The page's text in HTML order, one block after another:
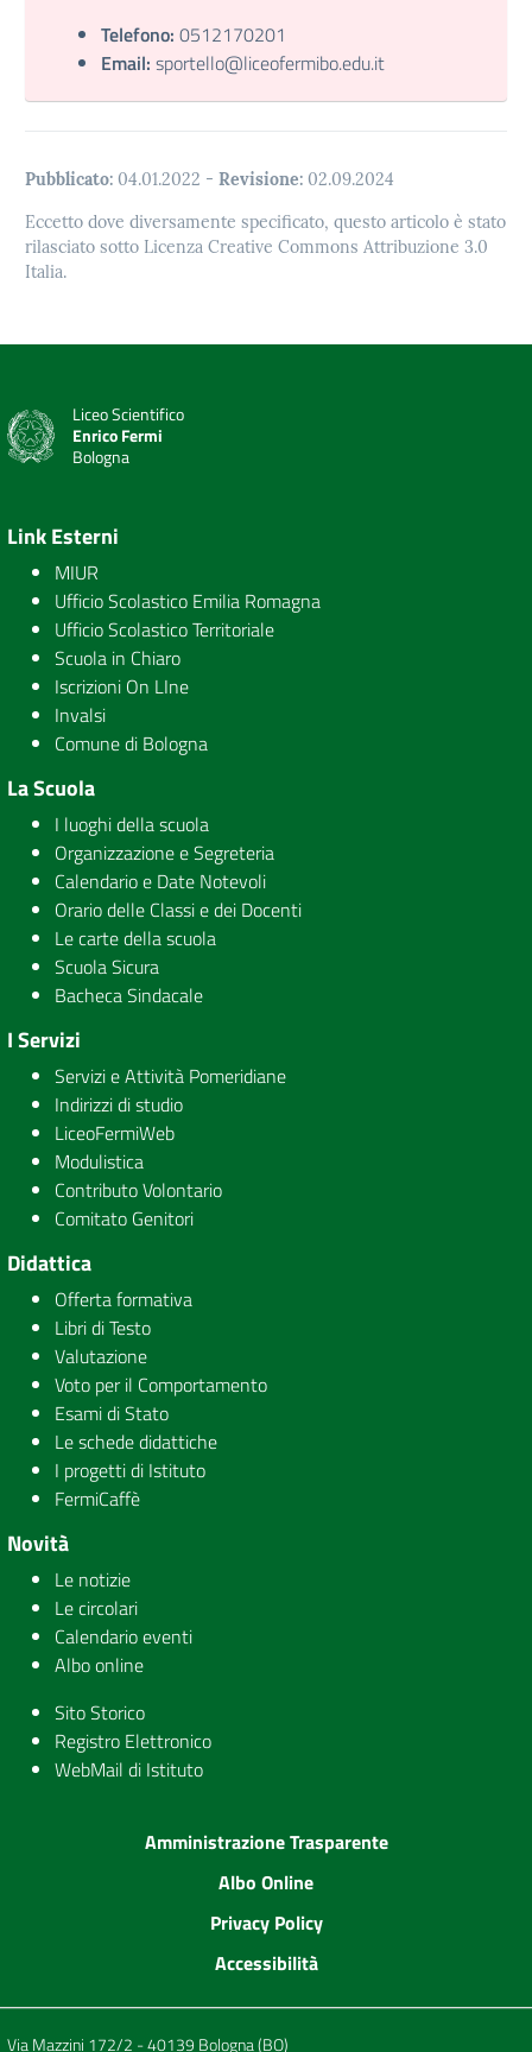
Telefono: 0512170201
Email: sportello@liceofermibo.edu.it
Pubblicato: 04.01.2022 - Revisione: 02.09.2024
Eccetto dove diversamente specificato, questo articolo è stato
rilasciato sotto Licenza Creative Commons Attribuzione 3.0
Italia.
Liceo Scientifico
Enrico Fermi
Bologna
Link Esterni
MIUR
Ufficio Scolastico Emilia Romagna
Ufficio Scolastico Territoriale
Scuola in Chiaro
Iscrizioni On LIne
Invalsi
Comune di Bologna
La Scuola
I luoghi della scuola
Organizzazione e Segreteria
Calendario e Date Notevoli
Orario delle Classi e dei Docenti
Le carte della scuola
Scuola Sicura
Bacheca Sindacale
I Servizi
Servizi e Attività Pomeridiane
Indirizzi di studio
LiceoFermiWeb
Modulistica
Contributo Volontario
Comitato Genitori
Didattica
Offerta formativa
Libri di Testo
Valutazione
Voto per il Comportamento
Esami di Stato
Le schede didattiche
I progetti di Istituto
FermiCaffè
Novità
Le notizie
Le circolari
Calendario eventi
Albo online
Sito Storico
Registro Elettronico
WebMail di Istituto
Amministrazione Trasparente
Albo Online
Privacy Policy
Accessibilità
Via Mazzini 172/2 - 40139 Bologna (BO)